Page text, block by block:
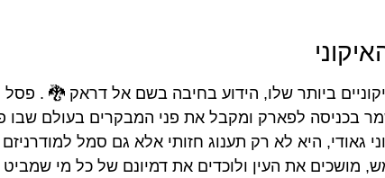
ביותר שלו, הידוע בחיבה בשם אל דראק 🐉 . פסל
בכניסה לפארק ומקבל את פני המבקרים בעולם שבו
גאודי, היא לא רק תענוג חזותי אלא גם סמל
מושכים את העין ולוכדים את דמיונם של כל מי שמביט